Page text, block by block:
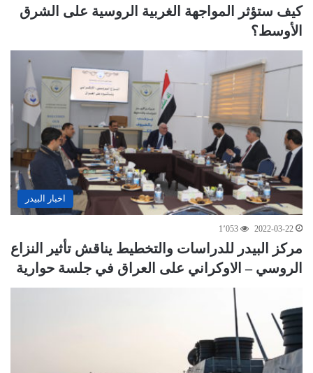
كيف ستؤثر المواجهة الغربية الروسية على الشرق
الأوسط؟
اخبار البيدر
2022-03-22 1٬053
مركز البيدر للدراسات والتخطيط يناقش تأثير النزاع
الروسي – الاوكراني على العراق في جلسة حوارية